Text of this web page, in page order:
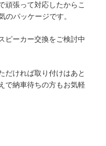
頑張って対応したからこ
のパッケージです。
ピーカー交換をご検討中
だければ取り付けはあと
で納車待ちの方もお気軽